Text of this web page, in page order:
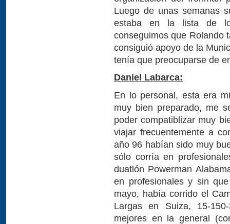
Luego de unas semanas
estaba en la lista de
conseguimos que Rolando
consiguió apoyo de la
tenía que preocuparse de
Daniel Labarca:
En lo personal, esta era
muy bien preparado, me
poder compatiblizar muy
viajar frecuentemente a
año 96 habían sido muy
sólo corría en
duatlón Powerman
en profesionales y sin
mayo, había corrido el
Largas en Suiza, 15-
mejores en la general